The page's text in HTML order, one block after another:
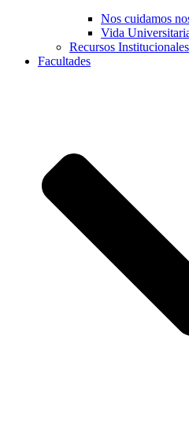
Nos cuidamos
Vida
Recursos Institucionales
Facultades